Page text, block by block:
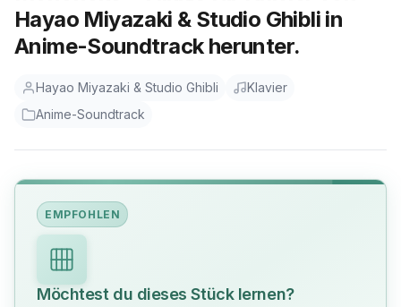
Hayao Miyazaki & Studio Ghibli in
Anime-Soundtrack herunter.
Hayao Miyazaki & Studio Ghibli
Klavier
Anime-Soundtrack
EMPFOHLEN
Möchtest du dieses Stück lernen?